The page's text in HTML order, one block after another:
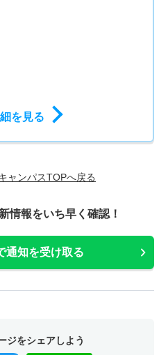
を見る
ャンパスTOPへ戻る
情報をいち早く確認！
通知を受け取る
ジをシェアしよう